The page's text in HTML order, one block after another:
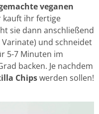
veganen
kauft ihr fertige
sie dann anschließend
und schneidet
5-7 Minuten im
backen. Je nachdem
Chipswerden sollen!